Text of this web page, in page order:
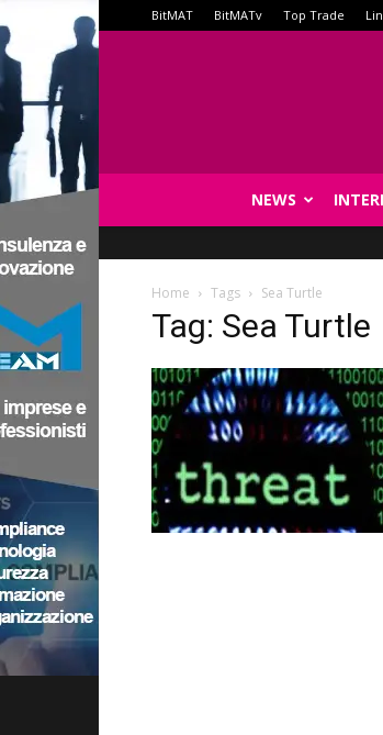
BitMAT BitMATv Top Trade
NEWS
Home Tags Sea Turtle
Tag: Sea Turtle